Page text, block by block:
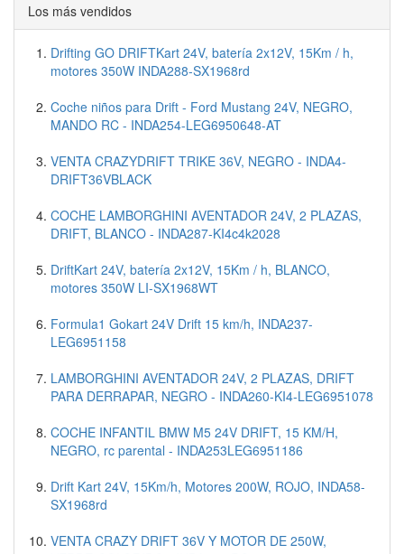
Los más vendidos
Drifting GO DRIFTKart 24V, batería 2x12V, 15Km / h,
motores 350W INDA288-SX1968rd
Coche niños para Drift - Ford Mustang 24V, NEGRO,
MANDO RC - INDA254-LEG6950648-AT
VENTA CRAZYDRIFT TRIKE 36V, NEGRO - INDA4-
DRIFT36VBLACK
COCHE LAMBORGHINI AVENTADOR 24V, 2 PLAZAS,
DRIFT, BLANCO - INDA287-KI4c4k2028
DriftKart 24V, batería 2x12V, 15Km / h, BLANCO,
motores 350W LI-SX1968WT
Formula1 Gokart 24V Drift 15 km/h, INDA237-
LEG6951158
LAMBORGHINI AVENTADOR 24V, 2 PLAZAS, DRIFT
PARA DERRAPAR, NEGRO - INDA260-KI4-LEG6951078
COCHE INFANTIL BMW M5 24V DRIFT, 15 KM/H,
NEGRO, rc parental - INDA253LEG6951186
Drift Kart 24V, 15Km/h, Motores 200W, ROJO, INDA58-
SX1968rd
VENTA CRAZY DRIFT 36V Y MOTOR DE 250W,